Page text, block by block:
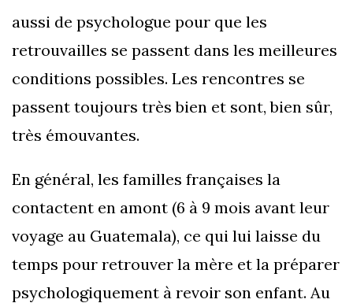
aussi de psychologue pour que les
retrouvailles se passent dans les meilleures
conditions possibles. Les rencontres se
passent toujours très bien et sont, bien sûr,
très émouvantes.
En général, les familles françaises la
contactent en amont (6 à 9 mois avant leur
voyage au Guatemala), ce qui lui laisse du
temps pour retrouver la mère et la préparer
psychologiquement à revoir son enfant. Au